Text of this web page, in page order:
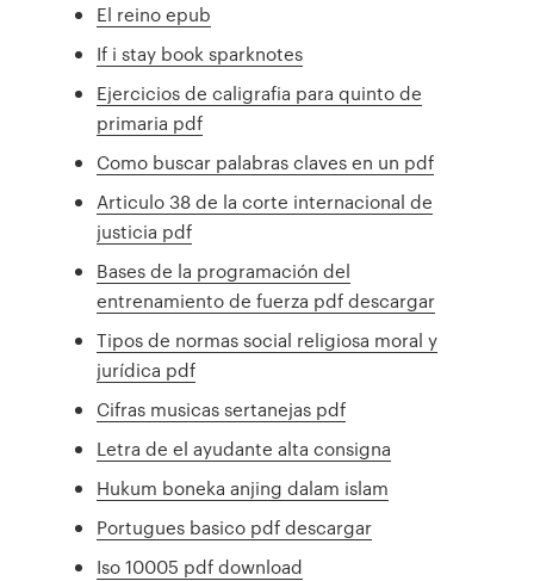
El reino epub
If i stay book sparknotes
Ejercicios de caligrafia para quinto de
primaria pdf
Como buscar palabras claves en un pdf
Articulo 38 de la corte internacional de
justicia pdf
Bases de la programación del
entrenamiento de fuerza pdf descargar
Tipos de normas social religiosa moral y
jurídica pdf
Cifras musicas sertanejas pdf
Letra de el ayudante alta consigna
Hukum boneka anjing dalam islam
Portugues basico pdf descargar
Iso 10005 pdf download